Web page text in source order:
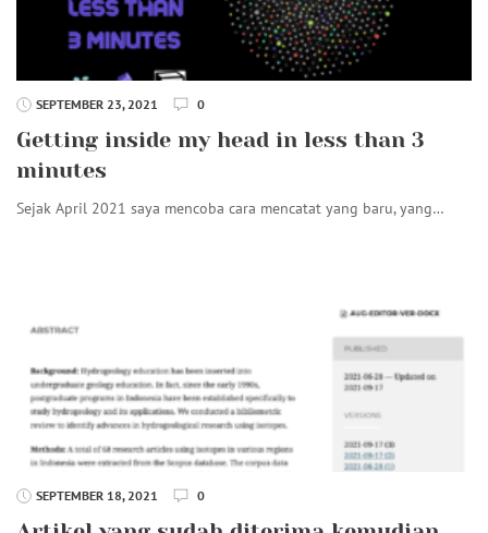
SEPTEMBER 23, 2021 0
Getting inside my head in less than 3
minutes
Sejak April 2021 saya mencoba cara mencatat yang baru, yang…
SEPTEMBER 18, 2021 0